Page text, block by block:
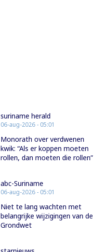
suriname herald
06-aug-2026 - 05:01
Monorath over verdwenen
kwik: “Als er koppen moeten
rollen, dan moeten die rollen”
abc-Suriname
06-aug-2026 - 05:01
Niet te lang wachten met
belangrijke wijzigingen van de
Grondwet